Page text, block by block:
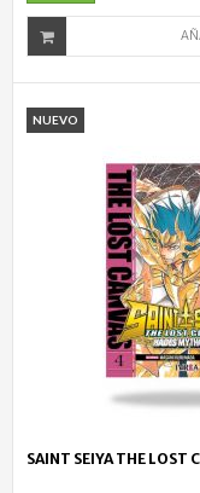
NUEVO
SAINT SEIYA THE LOST